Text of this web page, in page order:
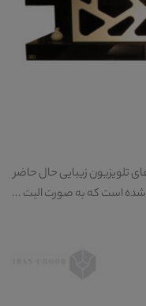
تلویزیون زیبایی حال حاضر
شده است که به صورت الیت ...